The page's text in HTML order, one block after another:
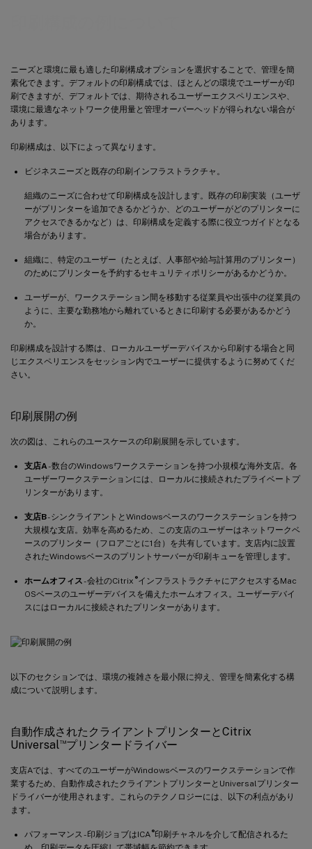
ニーズと環境に最も適した印刷構成オプションを選択することで、管理を簡
素化できます。デフォルトの印刷構成では、ほとんどの環境でユーザーが印
刷できますが、デフォルトでは、期待されるユーザーエクスペリエンスや、
環境に最適なネットワーク使用量と管理オーバーヘッドが得られない場合が
あります。
印刷構成は、以下によって異なります。
ビジネスニーズと既存の印刷インフラストラクチャ。
組織のニーズに合わせて印刷構成を設計します。既存の印刷実装（ユーザ
ーがプリンターを追加できるかどうか、どのユーザーがどのプリンターに
アクセスできるかなど）は、印刷構成を定義する際に役立つガイドとなる
場合があります。
組織に、特定のユーザー（たとえば、人事部や給与計算用のプリンター）
のためにプリンターを予約するセキュリティポリシーがあるかどうか。
ユーザーが、ワークステーション間を移動する従業員や出張中の従業員の
ように、主要な勤務地から離れているときに印刷する必要があるかどう
か。
印刷構成を設計する際は、ローカルユーザーデバイスから印刷する場合と同
じエクスペリエンスをセッション内でユーザーに提供するように努めてくだ
さい。
印刷展開の例
次の図は、これらのユースケースの印刷展開を示しています。
支店A- 数台のWindowsワークステーションを持つ小規模な海外支店。各
ユーザーワークステーションには、ローカルに接続されたプライベートプ
リンターがあります。
支店B- シンクライアントとWindowsベースのワークステーションを持つ
大規模な支店。効率を高めるため、この支店のユーザーはネットワークベ
ースのプリンター（フロアごとに1台）を共有しています。支店内に設置
されたWindowsベースのプリントサーバーが印刷キューを管理します。
ホームオフィス- 会社のCitrix ®インフラストラクチャにアクセスするMac
OSベースのユーザーデバイスを備えたホームオフィス。ユーザーデバイ
スにはローカルに接続されたプリンターがあります。
以下のセクションでは、環境の複雑さを最小限に抑え、管理を簡素化する構
成について説明します。
自動作成されたクライアントプリンターとCitrix
Universal™プリンタードライバー
支店Aでは、すべてのユーザーがWindowsベースのワークステーションで作
業するため、自動作成されたクライアントプリンターとUniversalプリンター
ドライバーが使用されます。これらのテクノロジーには、以下の利点があり
ます。
パフォーマンス - 印刷ジョブはICA ®印刷チャネルを介して配信されるた